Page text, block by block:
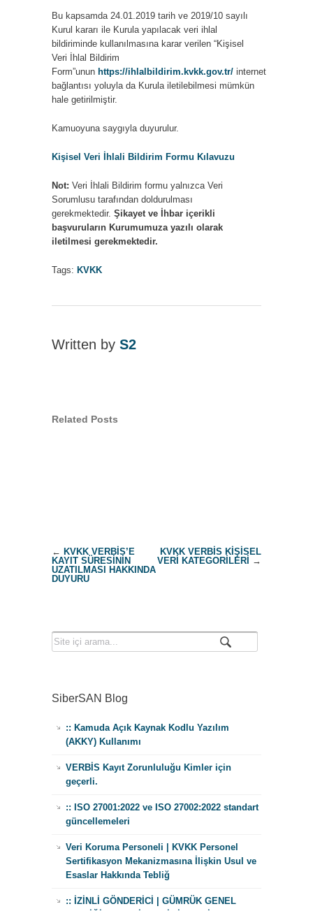
Bu kapsamda 24.01.2019 tarih ve 2019/10 sayılı
Kurul kararı ile Kurula yapılacak veri ihlal
bildiriminde kullanılmasına karar verilen “Kişisel
Veri İhlal Bildirim
Form”unun https://ihlalbildirim.kvkk.gov.tr/ internet
bağlantısı yoluyla da Kurula iletilebilmesi mümkün
hale getirilmiştir.
Kamuoyuna saygıyla duyurulur.
Kişisel Veri İhlali Bildirim Formu Kılavuzu
Not: Veri İhlali Bildirim formu yalnızca Veri
Sorumlusu tarafından doldurulması
gerekmektedir. Şikayet ve İhbar içerikli
başvuruların Kurumumuza yazılı olarak
iletilmesi gerekmektedir.
Tags: KVKK
Written by S2
Related Posts
← KVKK VERBİS’E
KAYIT SÜRESİNİN
UZATILMASI HAKKINDA
DUYURU
KVKK VERBİS KİŞİSEL
VERİ KATEGORİLERİ
→
SiberSAN Blog
:: Kamuda Açık Kaynak Kodlu Yazılım
(AKKY) Kullanımı
VERBİS Kayıt Zorunluluğu Kimler için
geçerli.
:: ISO 27001:2022 ve ISO 27002:2022 standart
güncellemeleri
Veri Koruma Personeli | KVKK Personel
Sertifikasyon Mekanizmasına İlişkin Usul ve
Esaslar Hakkında Tebliğ
:: İZİNLİ GÖNDERİCİ | GÜMRÜK GENEL